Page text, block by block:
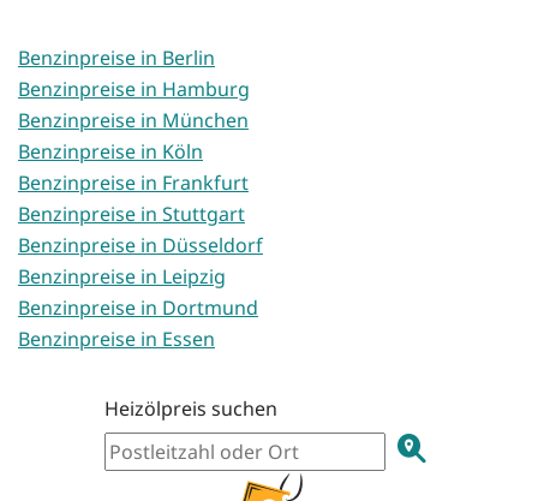
Benzinpreise in Berlin
Benzinpreise in Hamburg
Benzinpreise in München
Benzinpreise in Köln
Benzinpreise in Frankfurt
Benzinpreise in Stuttgart
Benzinpreise in Düsseldorf
Benzinpreise in Leipzig
Benzinpreise in Dortmund
Benzinpreise in Essen
Heizölpreis suchen